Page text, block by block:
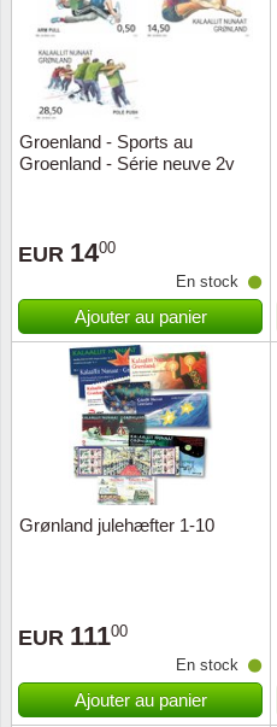
Groenland - Sports au
Groenland - Série neuve 2v
EUR 1400
En stock
Ajouter au panier
Grønland julehæfter 1-10
EUR 11100
En stock
Ajouter au panier